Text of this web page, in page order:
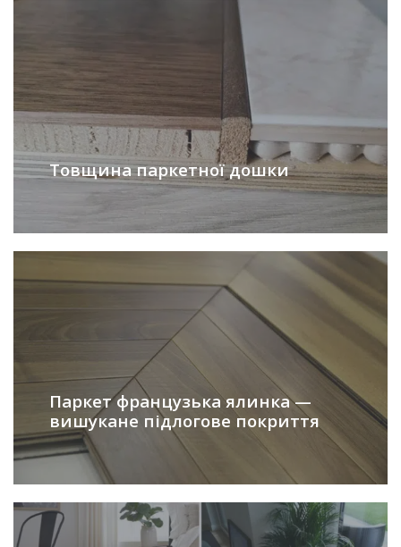
Товщина паркетної дошки
Паркет французька ялинка —
вишукане підлогове покриття